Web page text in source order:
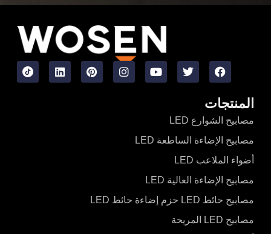
المنتجات
مصابيح الشوارع LED
مصابيح الإضاءة الساطعة LED
أضواء الملاعب LED
مصابيح الإضاءة العالية LED
مصابيح حائط LED حزم إضاءة حائط LED
مصابيح LED المريحة